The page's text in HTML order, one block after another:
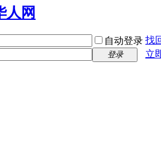
自动登录 找
登录
立